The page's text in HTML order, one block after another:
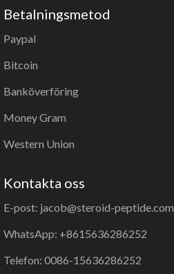
Betalningsmetod
Paypal
Bitcoin
Banköverföring
Money Gram
Western Union
Kontakta oss
E-post: jacob@steroid-peptide.com
WhatsApp: +8615636286252
Telefon: 0086-15636286252